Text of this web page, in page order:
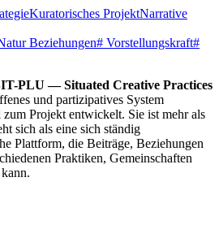
Kuratorisches ProjektNarrative
Beziehungen# Vorstellungskraft#
PLU — Situated Creative Practices
und partizipatives System
Projekt entwickelt. Sie ist mehr als
sich als eine sich ständig
Plattform, die Beiträge, Beziehungen
Praktiken, Gemeinschaften